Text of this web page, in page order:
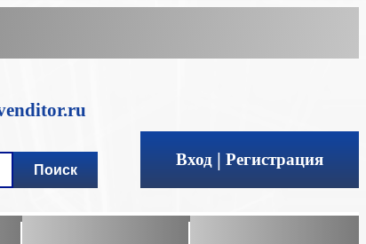
Вход | Регистрация